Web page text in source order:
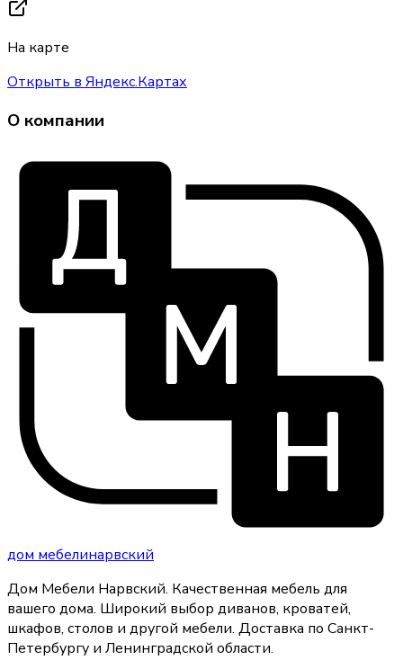
На карте
Открыть в Яндекс.Картах
О компании
дом мебелинарвский
Дом Мебели Нарвский. Качественная мебель для
вашего дома. Широкий выбор диванов, кроватей,
шкафов, столов и другой мебели. Доставка по Санкт-
Петербургу и Ленинградской области.